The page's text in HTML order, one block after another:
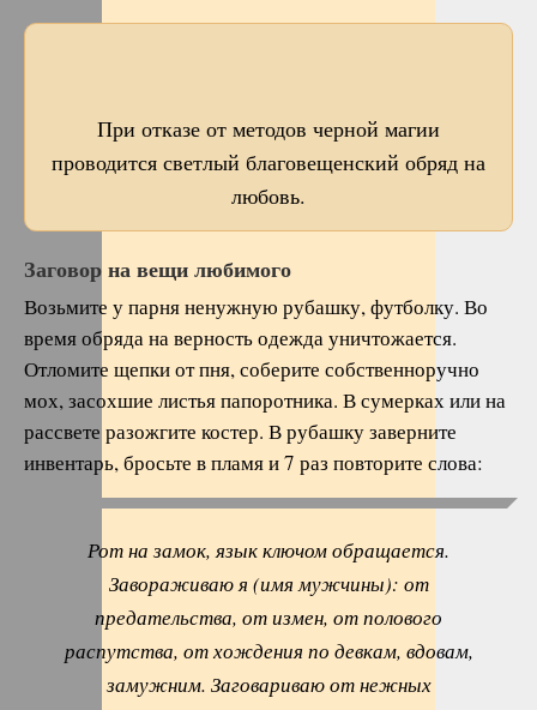
При отказе от методов черной магии
проводится светлый благовещенский обряд на
любовь.
Заговор на вещи любимого
Возьмите у парня ненужную рубашку, футболку. Во
время обряда на верность одежда уничтожается.
Отломите щепки от пня, соберите собственноручно
мох, засохшие листья папоротника. В сумерках или на
рассвете разожгите костер. В рубашку заверните
инвентарь, бросьте в пламя и 7 раз повторите слова:
Рот на замок, язык ключом обращается.
Завораживаю я (имя мужчины): от
предательства, от измен, от полового
распутства, от хождения по девкам, вдовам,
замужним. Заговариваю от нежных